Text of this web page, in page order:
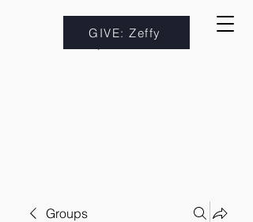
GIVE: Zeffy
Groups